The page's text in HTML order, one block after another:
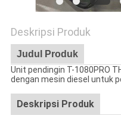
Deskripsi Produk
Judul Produk
Unit pendingin T-1080PRO
dengan mesin diesel untuk
Deskripsi Produk